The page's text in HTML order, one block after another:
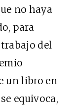
no haya
para
del
un libro en
equivoca,